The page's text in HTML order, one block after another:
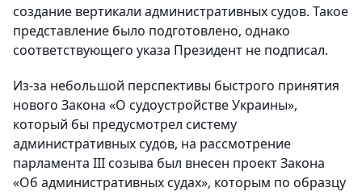
создание вертикали административных судов. Такое
представление было подготовлено, однако
соответствующего указа Президент не подписал.
Из-за небольшой перспективы быстрого принятия
нового Закона «О судоустройстве Украины»,
который бы предусмотрел систему
административных судов, на рассмотрение
парламента III созыва был внесен проект Закона
«Об административных судах», которым по образцу